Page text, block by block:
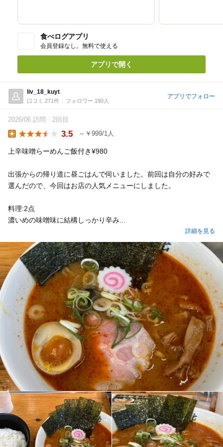
食べログアプリ
会員登録なし。無料で使える
アプリで開く
liv_18_kuyt
口コミ 271件 フォロワー 190人
アプリでフォロー
2026/06 訪問 2回目
3.5 ～￥999/1人
上辛味噌らーめんご飯付き¥980
出張からの帰り道に昼ごはんで伺いました。前回は自分の好みで
選んだので、今回はお店の人気メニューにしました。
料理:2点
濃いめの味噌味に結構しっかり辛み...
詳細を見る